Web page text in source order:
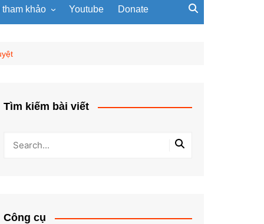
khảo
PowerPoint
Youtube Donate
Tìm kiếm bài viết
Công cụ